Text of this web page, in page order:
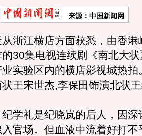
来源：中国新闻网
江横店方面获悉，由香港
30集电视连续剧《南北大
实验区内的横店影视城热拍
王宋世杰,李保田饰演北状
礼是纪晓岚的后人，因深
官场。 但血液中流着好打不